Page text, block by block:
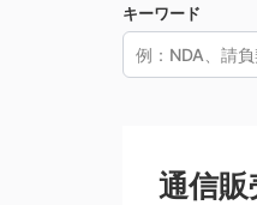
キーワード
通信販